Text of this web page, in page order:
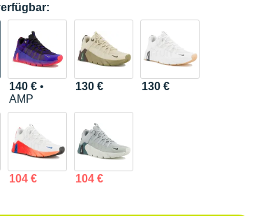
140 €•
AMP
130 € 130 €
104 € 104 €